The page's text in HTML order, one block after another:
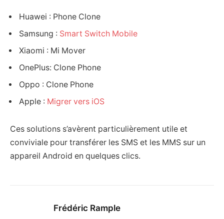
Huawei : Phone Clone
Samsung : Smart Switch Mobile
Xiaomi : Mi Mover
OnePlus: Clone Phone
Oppo : Clone Phone
Apple : Migrer vers iOS
Ces solutions s’avèrent particulièrement utile et
conviviale pour transférer les SMS et les MMS sur un
appareil Android en quelques clics.
Frédéric Rample